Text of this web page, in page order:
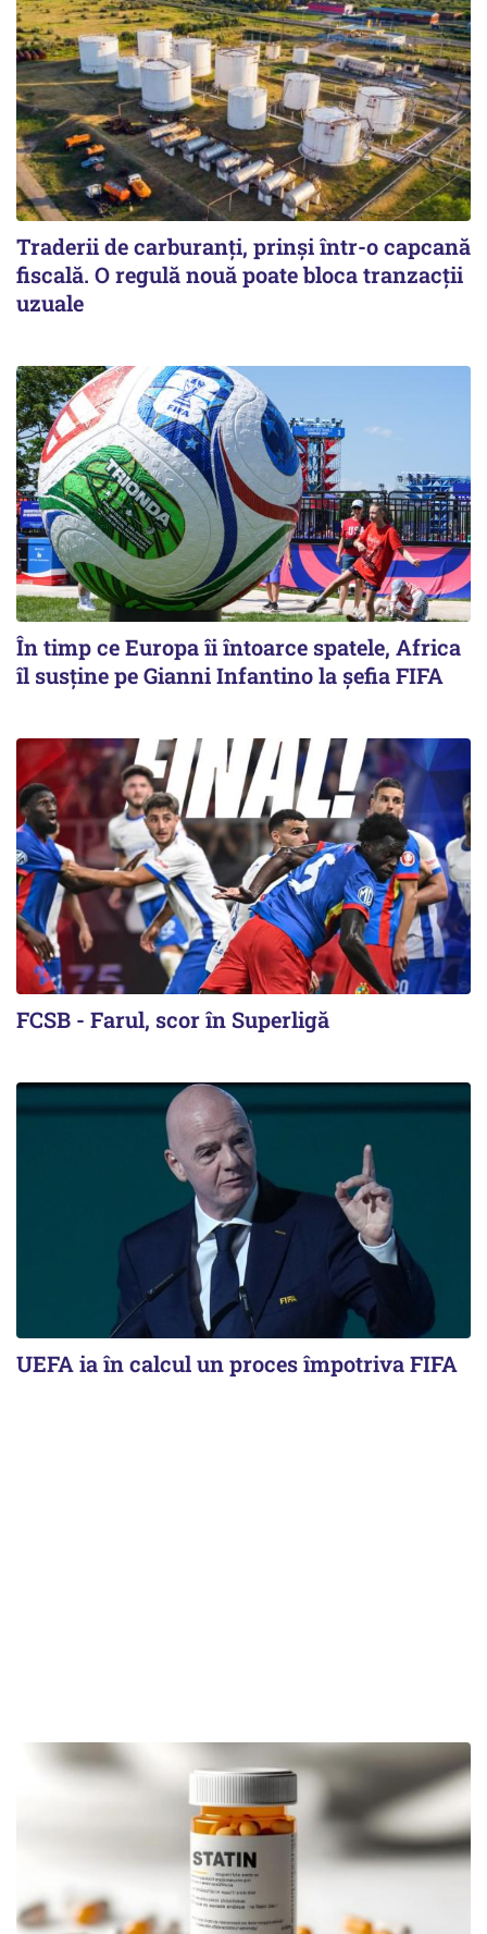
Traderii de carburanți, prinși într-o capcană
fiscală. O regulă nouă poate bloca tranzacții
uzuale
În timp ce Europa îi întoarce spatele, Africa
îl susține pe Gianni Infantino la șefia FIFA
FCSB - Farul, scor în Superligă
UEFA ia în calcul un proces împotriva FIFA